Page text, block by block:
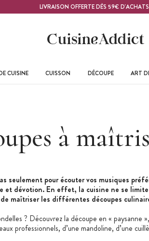
LIVRAISON OFFERTE DÈS 59€
CUISINE CUISSON DÉCOUPE ART
à
seulement pour écouter vos musiques
et dévotion. En effet, la cuisine ne se
maîtriser les différentes découpes
? Découvrez la découpe en «
professionnels, d’une mandoline, d’une